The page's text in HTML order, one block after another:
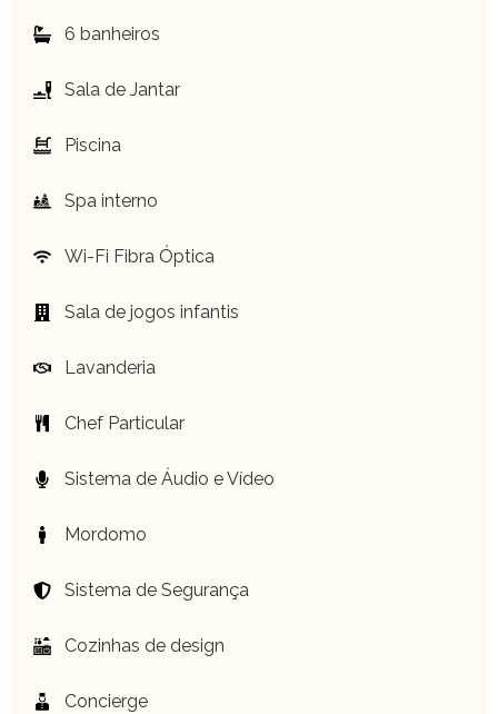
6 banheiros
Sala de Jantar
Piscina
Spa interno
Wi-Fi Fibra Óptica
Sala de jogos infantis
Lavanderia
Chef Particular
Sistema de Áudio e Vídeo
Mordomo
Sistema de Segurança
Cozinhas de design
Concierge